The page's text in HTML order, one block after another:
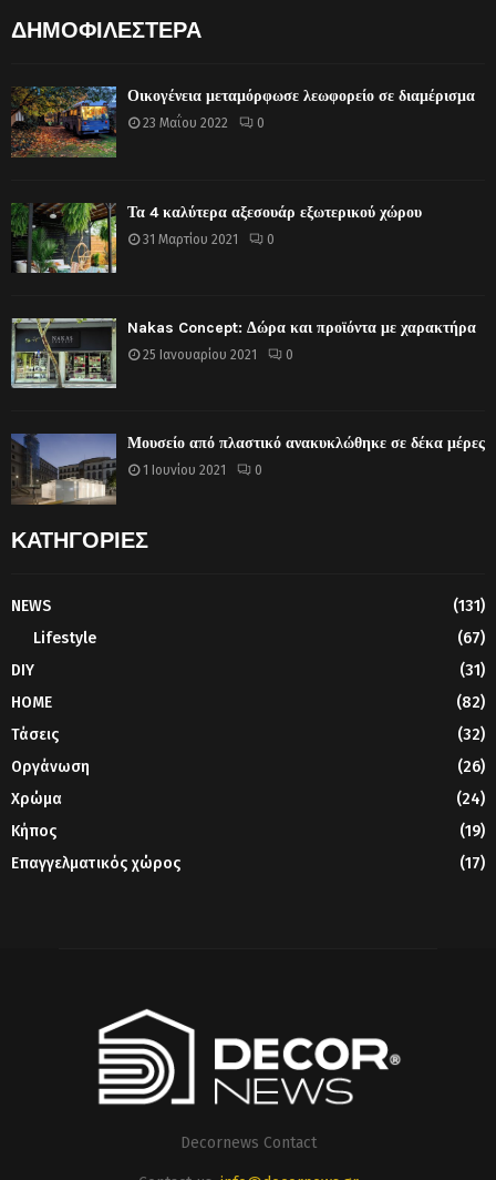
ΔΗΜΟΦΙΛΕΣΤΕΡΑ
Οικογένεια μεταμόρφωσε λεωφορείο σε διαμέρισμα
23 Μαΐου 2022 0
Τα 4 καλύτερα αξεσουάρ εξωτερικού χώρου
31 Μαρτίου 2021 0
Nakas Concept: Δώρα και προϊόντα με χαρακτήρα
25 Ιανουαρίου 2021 0
Μουσείο από πλαστικό ανακυκλώθηκε σε δέκα μέρες
1 Ιουνίου 2021 0
ΚΑΤΗΓΟΡΙΕΣ
NEWS
(131)
Lifestyle
(67)
DIY
(31)
HOME
(82)
Τάσεις
(32)
Οργάνωση
(26)
Χρώμα
(24)
Κήπος
(19)
Επαγγελματικός χώρος
(17)
Decornews Contact